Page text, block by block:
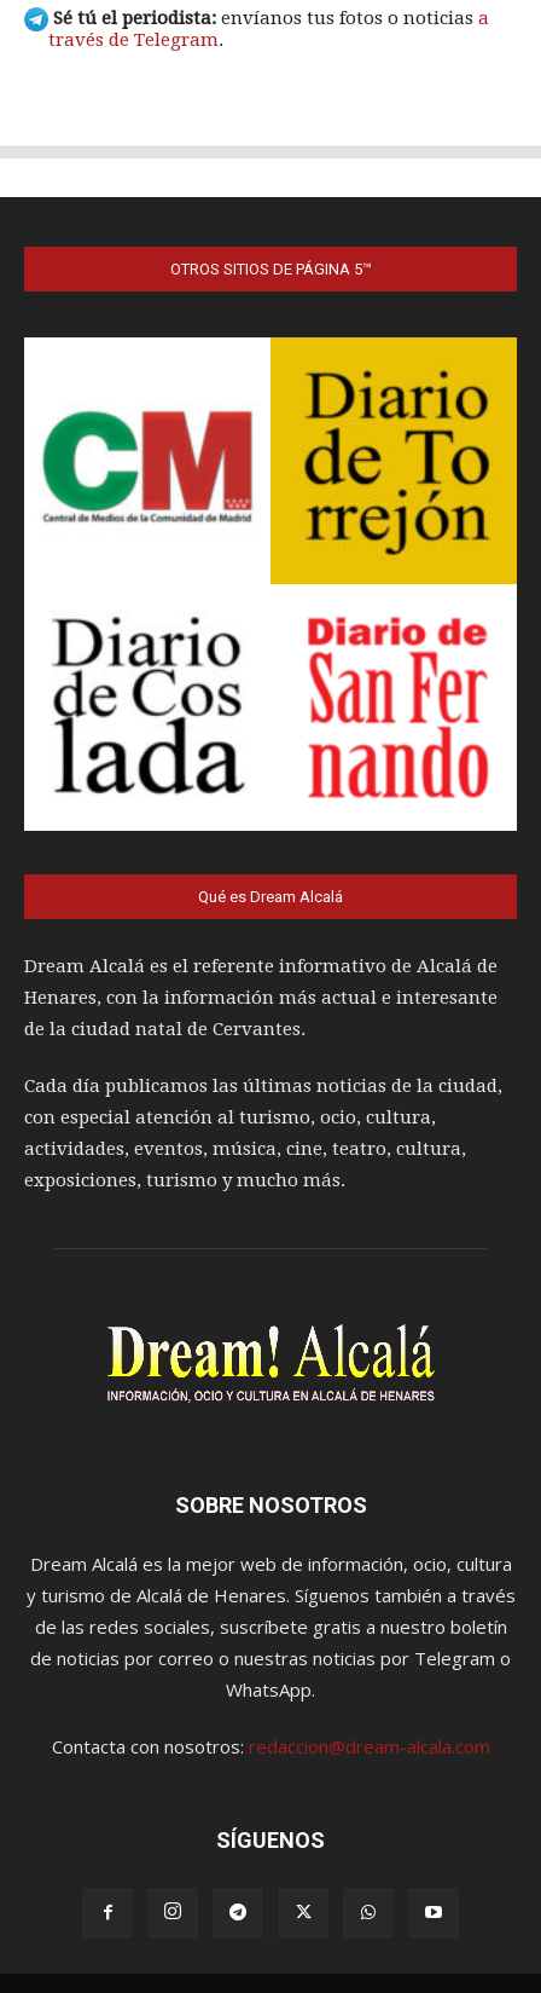
OTROS SITIOS DE PÁGINA 5™
Qué es Dream Alcalá
Dream Alcalá es el referente informativo de Alcalá de
Henares, con la información más actual e interesante
de la ciudad natal de Cervantes.
Cada día publicamos las últimas noticias de la ciudad,
con especial atención al turismo, ocio, cultura,
actividades, eventos, música, cine, teatro, cultura,
exposiciones, turismo y mucho más.
SOBRE NOSOTROS
Dream Alcalá es la mejor web de información, ocio, cultura
y turismo de Alcalá de Henares. Síguenos también a través
de las redes sociales, suscríbete gratis a nuestro boletín
de noticias por correo o nuestras noticias por Telegram o
WhatsApp.
Contacta con nosotros: redaccion@dream-alcala.com
SÍGUENOS